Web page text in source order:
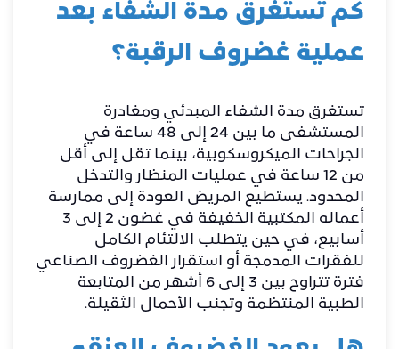
​كم تستغرق مدة الشفاء بعد
عملية غضروف الرقبة؟
​تستغرق مدة الشفاء المبدئي ومغادرة
المستشفى ما بين 24 إلى 48 ساعة في
الجراحات الميكروسكوبية، بينما تقل إلى أقل
من 12 ساعة في عمليات المنظار والتدخل
المحدود. يستطيع المريض العودة إلى ممارسة
أعماله المكتبية الخفيفة في غضون 2 إلى 3
أسابيع، في حين يتطلب الالتئام الكامل
للفقرات المدمجة أو استقرار الغضروف الصناعي
فترة تتراوح بين 3 إلى 6 أشهر من المتابعة
الطبية المنتظمة وتجنب الأحمال الثقيلة.